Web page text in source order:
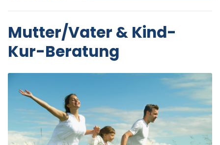
Mutter/Vater & Kind-
Kur-Beratung